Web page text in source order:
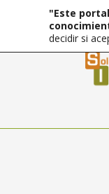
"Este
decidir si